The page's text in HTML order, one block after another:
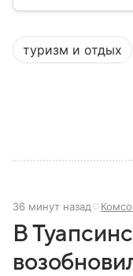
материале —
значения.
туризм и отдых
36 минут назад
В